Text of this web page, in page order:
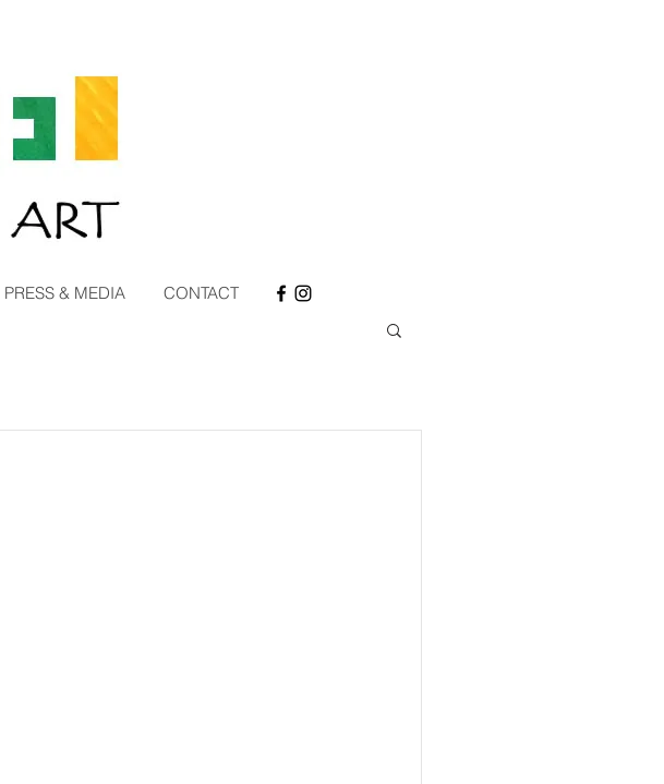
PRESS & MEDIA CONTACT